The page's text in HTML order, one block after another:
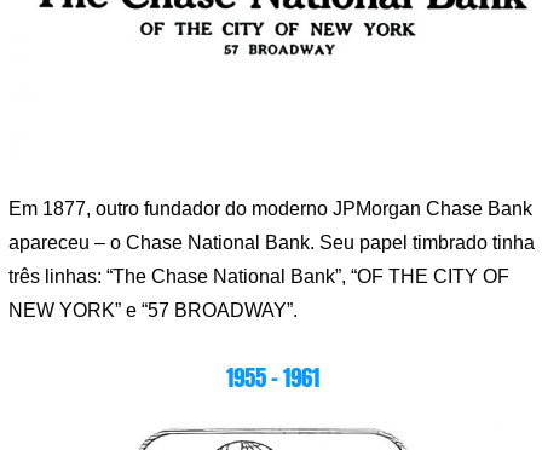
Em 1877, outro fundador do moderno JPMorgan Chase Bank
apareceu – o Chase National Bank. Seu papel timbrado tinha
três linhas: “The Chase National Bank”, “OF THE CITY OF
NEW YORK” e “57 BROADWAY”.
1955 – 1961